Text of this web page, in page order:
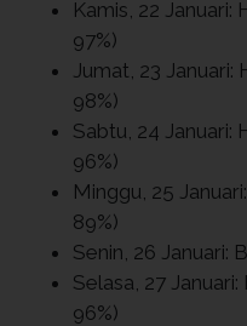
Kamis, 22 Januari:
97%)
Jumat, 23 Januari:
98%)
Sabtu, 24 Januari:
96%)
Minggu, 25
89%)
Senin, 26 Januari:
Selasa, 27 Januari:
96%)